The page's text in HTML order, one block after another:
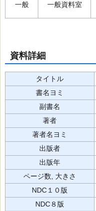
一般 一般資料室
資料詳細
タイトル
書名ヨミ
副書名
著者
著者名ヨミ
出版者
出版年
ページ数, 大きさ
NDC１０版
NDC８版